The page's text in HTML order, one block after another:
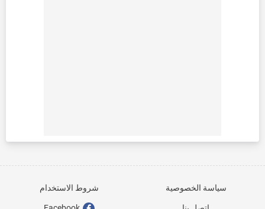
سياسة الخصوصية شروط الاستخدام